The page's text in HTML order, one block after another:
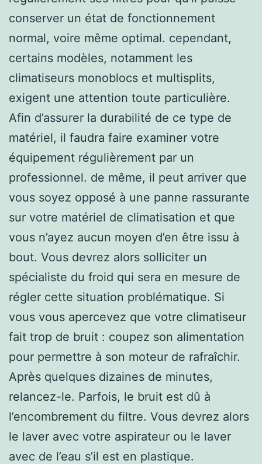
conserver un état de fonctionnement
normal, voire même optimal. cependant,
certains modèles, notamment les
climatiseurs monoblocs et multisplits,
exigent une attention toute particulière.
Afin d’assurer la durabilité de ce type de
matériel, il faudra faire examiner votre
équipement régulièrement par un
professionnel. de même, il peut arriver que
vous soyez opposé à une panne rassurante
sur votre matériel de climatisation et que
vous n’ayez aucun moyen d’en être issu à
bout. Vous devrez alors solliciter un
spécialiste du froid qui sera en mesure de
régler cette situation problématique. Si
vous vous apercevez que votre climatiseur
fait trop de bruit : coupez son alimentation
pour permettre à son moteur de rafraîchir.
Après quelques dizaines de minutes,
relancez-le. Parfois, le bruit est dû à
l’encombrement du filtre. Vous devrez alors
le laver avec votre aspirateur ou le laver
avec de l’eau s’il est en plastique.